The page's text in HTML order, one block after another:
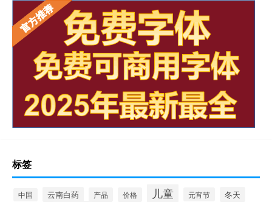
标签
中国 云南白药 产品 价格 儿童 元宵节 冬天